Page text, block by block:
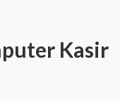
Kasir